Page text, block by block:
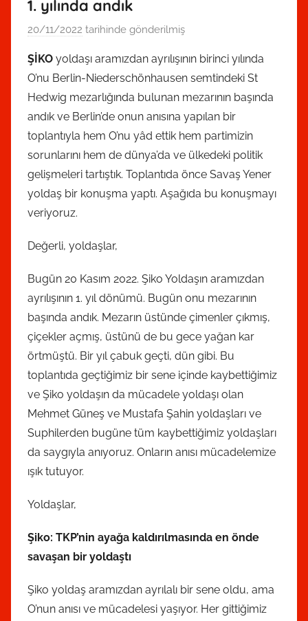
1. yılında andık
20/11/2022 tarihinde gönderilmiş
P
A
d
m
i
n
t
a
n
d
a
n
ŞİKO yoldaşı aramızdan ayrılışının birinci yılında
O’nu Berlin-Niederschönhausen semtindeki St
Hedwig mezarlığında bulunan mezarının başında
andık ve Berlin’de onun anısına yapılan bir
toplantıyla hem O’nu yâd ettik hem partimizin
sorunlarını hem de dünya’da ve ülkedeki politik
gelişmeleri tartıştık. Toplantıda önce Savaş Yener
yoldaş bir konuşma yaptı. Aşağıda bu konuşmayı
veriyoruz.
Değerli, yoldaşlar,
Bugün 20 Kasım 2022. Şiko Yoldaşın aramızdan
ayrılışının 1. yıl dönümü. Bugün onu mezarının
başında andık. Mezarın üstünde çimenler çıkmış,
çiçekler açmış, üstünü de bu gece yağan kar
örtmüştü. Bir yıl çabuk geçti, dün gibi. Bu
toplantıda geçtiğimiz bir sene içinde kaybettiğimiz
ve Şiko yoldaşın da mücadele yoldaşı olan
Mehmet Güneş ve Mustafa Şahin yoldaşları ve
Suphilerden bugüne tüm kaybettiğimiz yoldaşları
da saygıyla anıyoruz. Onların anısı mücadelemize
ışık tutuyor.
Yoldaşlar,
Şiko: TKP’nin ayağa kaldırılmasında en önde
savaşan bir yoldaştı
Şiko yoldaş aramızdan ayrılalı bir sene oldu, ama
O’nun anısı ve mücadelesi yaşıyor. Her gittiğimiz